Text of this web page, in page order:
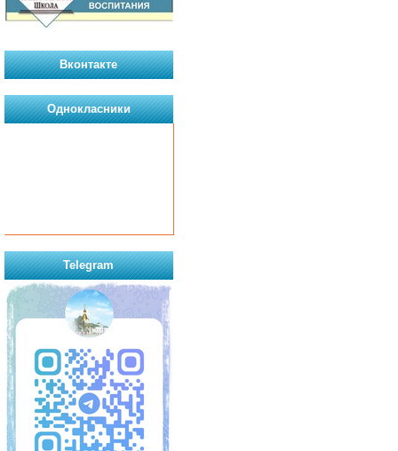
Вконтакте
Однокласники
Telegram